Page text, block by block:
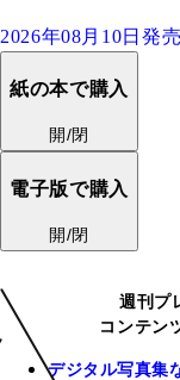
2026年08月10日発売
紙の本で購入
開/閉
電子版で購入
開/閉
週刊プ
コンテン
デジタル写真集